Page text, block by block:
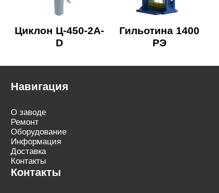
Циклон Ц-450-2A-
D
Гильотина 1400
РЭ
Навигация
О заводе
Ремонт
Оборудование
Информация
Доставка
Контакты
Контакты